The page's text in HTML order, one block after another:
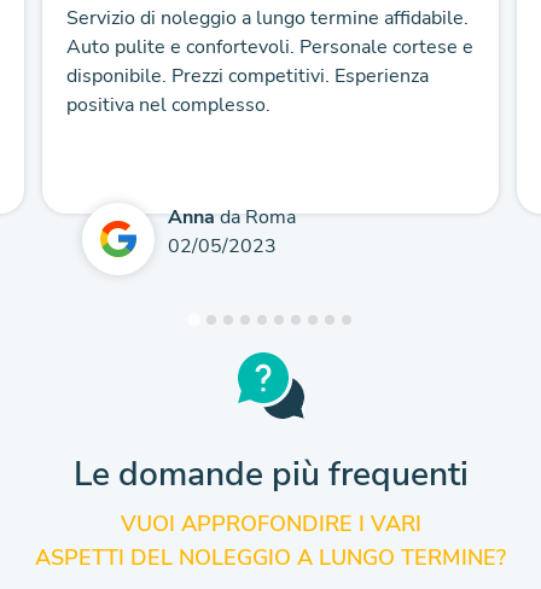
Servizio di noleggio a lungo termine affidabile.
Auto pulite e confortevoli. Personale cortese e
disponibile. Prezzi competitivi. Esperienza
positiva nel complesso.
Annada Roma
02/05/2023
Le domande più frequenti
VUOI APPROFONDIRE I VARI
ASPETTI DEL NOLEGGIO A LUNGO TERMINE?